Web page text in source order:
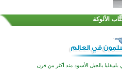
الألوكة
القيم وبناء الشخصية للشباب المسلمين
بمشاركة 3000 متسابق
بالجبل الأسود منذ أكثر من قرن